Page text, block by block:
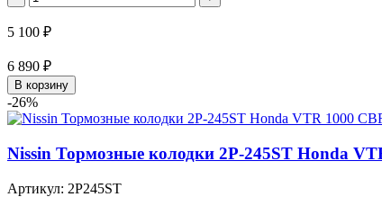
5 100 ₽
6 890 ₽
В корзину
-26%
Nissin Тормозные колодки 2P-245ST Honda
Артикул: 2P245ST